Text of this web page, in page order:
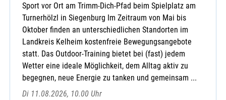
Sport vor Ort am Trimm-Dich-Pfad beim Spielplatz am
Turnerhölzl in Siegenburg Im Zeitraum von Mai bis
Oktober finden an unterschiedlichen Standorten im
Landkreis Kelheim kostenfreie Bewegungsangebote
statt. Das Outdoor-Training bietet bei (fast) jedem
Wetter eine ideale Möglichkeit, dem Alltag aktiv zu
begegnen, neue Energie zu tanken und gemeinsam ...
Di 11.08.2026, 10.00 Uhr